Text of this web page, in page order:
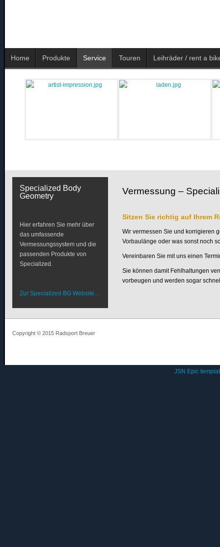
Home Produkte Service Touren Leihräder / rent a
Vermessung –
Sitzen Sie richtig auf Ihrem
Wir vermessen Sie und korrigieren
Vorbaulänge oder was sonst noch
Vereinbaren Sie mit uns einen
Sie können damit Fehlhaltungen
vorbeugen und werden sogar
Specialized Body
Geometry
Hier erfahren Sie mehr über
das umfassende
Vermessungssystem und die
passenden Produkte von
Specialized.
Zur Specialized BG Website...
Copyright © 2015 Radsport Breuer
JSN Epic